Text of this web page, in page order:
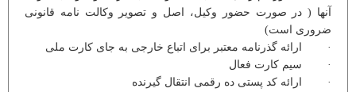
آنها ( در صورت حضور وکیل، اصل و تصویر وکالت نامه قانونی
ضروری است)
· ارائه گذرنامه معتبر برای اتباع خارجی به جای کارت ملی
· سیم کارت فعال
· ارائه کد پستی ده رقمی انتقال گیرنده